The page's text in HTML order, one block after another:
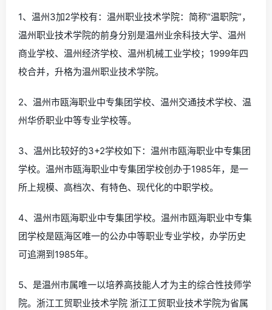
1、温州3加2学校有：温州职业技术学院：简称“温职院”，
温州职业技术学院的前身分别是温州业余科技大学、温州
商业学校、温州经济学校、温州机械工业学校；1999年四
校合并，升格为温州职业技术学院。
2、温州市瓯海职业中专集团学校、温州交通技术学校、温
州华侨职业中等专业学校等。
3、温州比较好的3+2学校如下：温州市瓯海职业中专集团
学校。温州市瓯海职业中专集团学校创办于1985年，是一
所上规模、高档次、有特色、现代化的中职学校。
4、温州市瓯海职业中专集团学校。温州市瓯海职业中专集
团学校是瓯海区唯一的公办中等职业专业学校，办学历史
可追溯到1985年。
5、是温州市属唯一以培养高技能人才为主的综合性技师学
院。浙江工贸职业技术学院 浙江工贸职业技术学院为省属